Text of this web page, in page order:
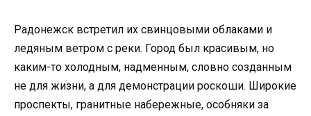
Радонежск встретил их свинцовыми облаками и
ледяным ветром с реки. Город был красивым, но
каким-то холодным, надменным, словно созданным
не для жизни, а для демонстрации роскоши. Широкие
проспекты, гранитные набережные, особняки за